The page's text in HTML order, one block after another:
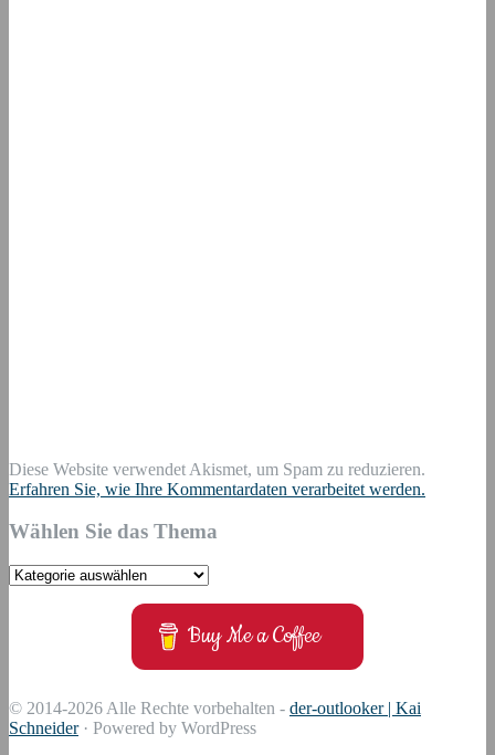
Diese Website verwendet Akismet, um Spam zu reduzieren.
Erfahren Sie, wie Ihre Kommentardaten verarbeitet werden.
Wählen Sie das Thema
Wählen
Buy Me a Coffee
© 2014-2026 Alle Rechte vorbehalten - der-outlooker | Kai
Schneider· Powered by WordPress